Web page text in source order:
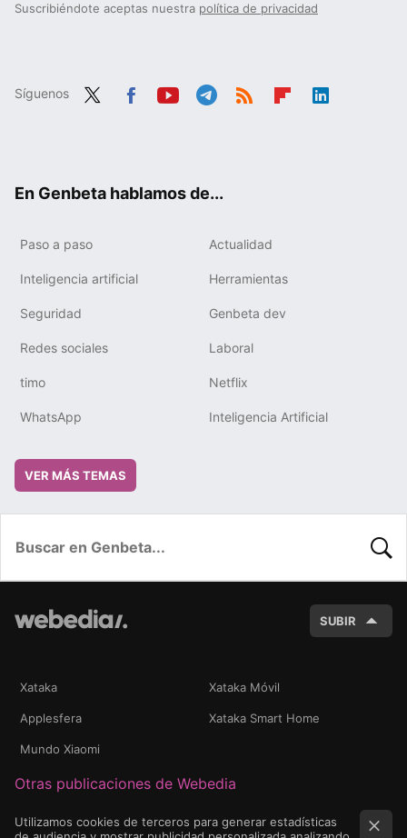
Suscribiéndote aceptas nuestra política de privacidad
Síguenos
En Genbeta hablamos de...
Paso a paso Actualidad
Inteligencia artificial Herramientas
Seguridad Genbeta dev
Redes sociales Laboral
timo Netflix
WhatsApp Inteligencia Artificial
VER MÁS TEMAS
SUBIR
Xataka Xataka Móvil
Applesfera Xataka Smart Home
Mundo Xiaomi
Otras publicaciones de Webedia
Utilizamos cookies de terceros para generar estadísticas